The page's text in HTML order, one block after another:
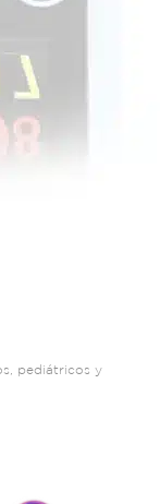
pediátricos y